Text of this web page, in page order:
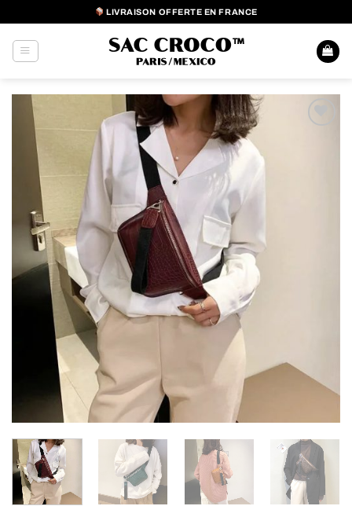
au
contenu
LIVRAISON OFFERTE EN FRANCE